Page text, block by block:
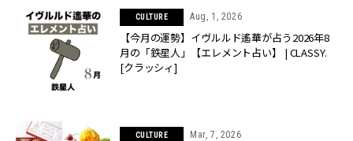
CULTURE Aug, 1, 2026
【今月の運勢】イヴルルド遙華が占う2026年8
月の「鉄星人」【エレメント占い】 | CLASSY.
[クラッシィ]
CULTURE Mar, 7, 2026